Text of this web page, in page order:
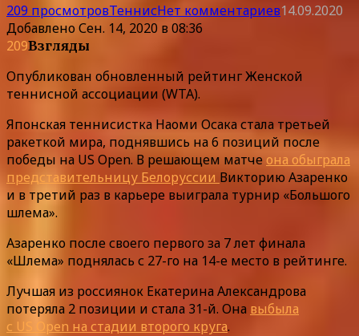
209 просмотровТеннисНет комментариев14.09.2020
ДобавленоСен. 14, 2020 в 08:36
209Взгляды
Опубликован обновленный рейтинг Женской
теннисной ассоциации (WTA).
Японская теннисистка Наоми Осака стала третьей
ракеткой мира, поднявшись на 6 позиций после
победы на US Open. В решающем матчеона обыграла
представительницу Белоруссии Викторию Азаренко
и в третий раз в карьере выиграла турнир «Большого
шлема».
Азаренко после своего первого за 7 лет финала
«Шлема» поднялась с 27-го на 14-е место в рейтинге.
Лучшая из россиянок Екатерина Александрова
потеряла 2 позиции и стала 31-й. Она выбыла
с US Open на стадии второго круга.